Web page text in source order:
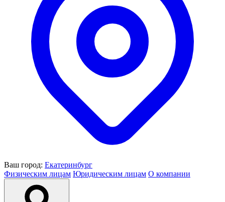
Ваш город: Екатеринбург
Физическим лицам Юридическим лицам О компании